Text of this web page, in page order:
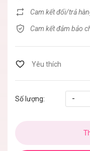
Cam kết đổi/trả
Cam kết đảm bảo
Số lượng: -